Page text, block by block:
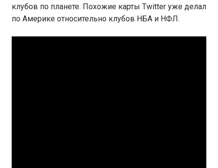
клубов по планете. Похожие карты Twitter уже делал
по Америке относительно клубов НБА и НФЛ.